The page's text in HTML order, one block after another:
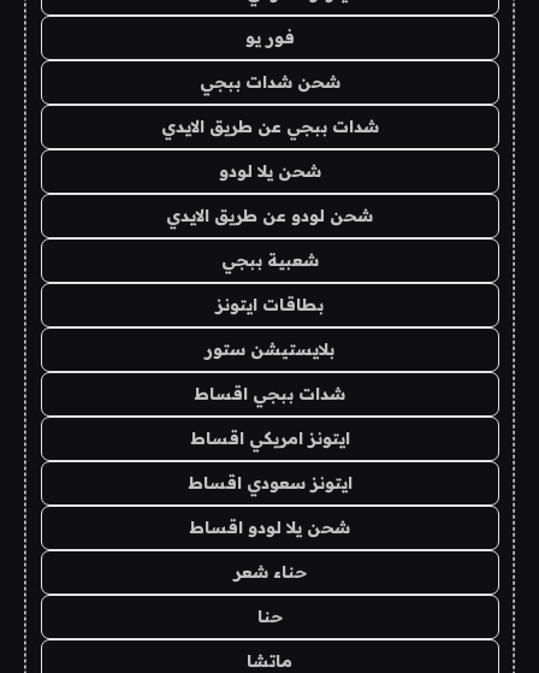
فور يو
شحن شدات ببجي
شدات ببجي عن طريق الايدي
شحن يلا لودو
شحن لودو عن طريق الايدي
شعبية ببجي
بطاقات ايتونز
بلايستيشن ستور
شدات ببجي اقساط
ايتونز امريكي اقساط
ايتونز سعودي اقساط
شحن يلا لودو اقساط
حناء شعر
حنا
ماتشا